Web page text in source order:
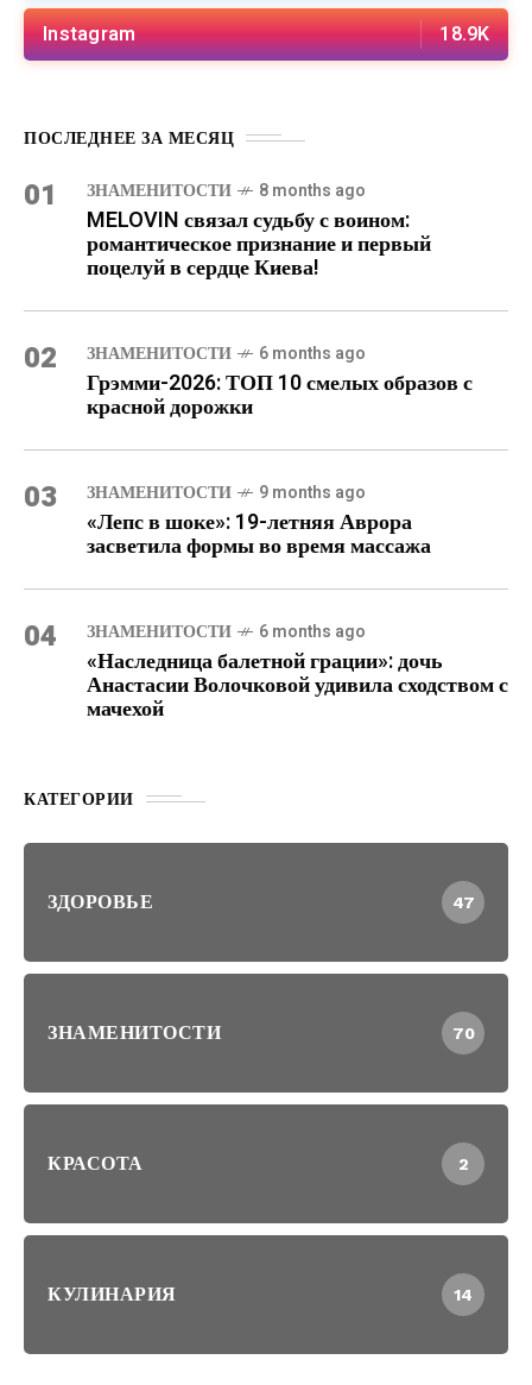
Instagram 18.9K
ПОСЛЕДНЕЕ ЗА МЕСЯЦ
01 ЗНАМЕНИТОСТИ 8 months ago
MELOVIN связал судьбу с воином:
романтическое признание и первый
поцелуй в сердце Киева!
02 ЗНАМЕНИТОСТИ 6 months ago
Грэмми-2026: ТОП 10 смелых образов с
красной дорожки
03 ЗНАМЕНИТОСТИ 9 months ago
«Лепс в шоке»: 19-летняя Аврора
засветила формы во время массажа
04 ЗНАМЕНИТОСТИ 6 months ago
«Наследница балетной грации»: дочь
Анастасии Волочковой удивила сходством с
мачехой
КАТЕГОРИИ
ЗДОРОВЬЕ 47
ЗНАМЕНИТОСТИ 70
КРАСОТА 2
КУЛИНАРИЯ 14